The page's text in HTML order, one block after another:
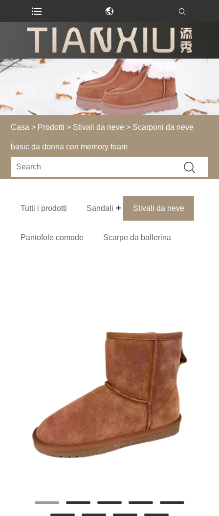
Casa > Prodotti > Stivali da neve > Scarponi da neve
basic da donna con memory foam
Tutti i prodotti Sandali Stivali da neve
Pantofole comode Scarpe da ballerina